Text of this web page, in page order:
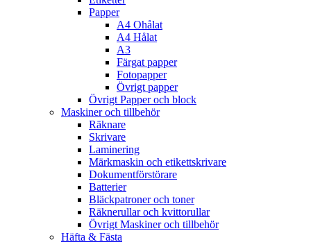
Papper
A4 Ohålat
A4 Hålat
A3
Färgat papper
Fotopapper
Övrigt papper
Övrigt Papper och block
Maskiner och tillbehör
Räknare
Skrivare
Laminering
Märkmaskin och etikettskrivare
Dokumentförstörare
Batterier
Bläckpatroner och toner
Räknerullar och kvittorullar
Övrigt Maskiner och tillbehör
Häfta & Fästa